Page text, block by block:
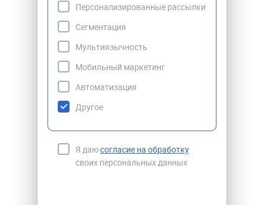
Персонализированные рассылки
Сегментация
Мультиязычность
Мобильный маркетинг
Автоматизация
Другое
Я даюсогласие на обработку
своих персональных данных